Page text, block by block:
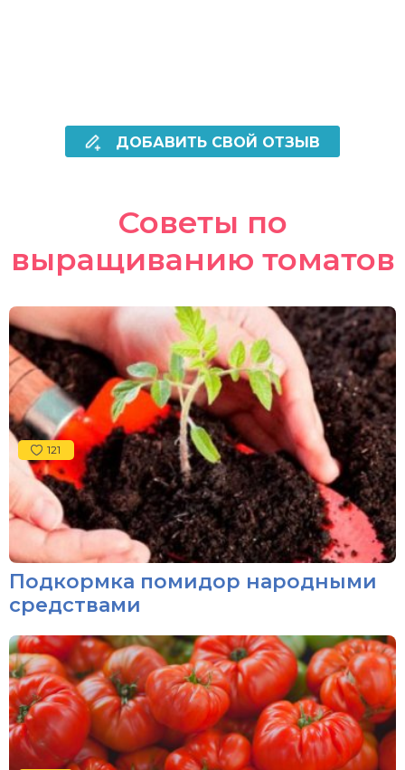
ДОБАВИТЬ СВОЙ ОТЗЫВ
Советы по
выращиванию томатов
121
Подкормка помидор народными
средствами